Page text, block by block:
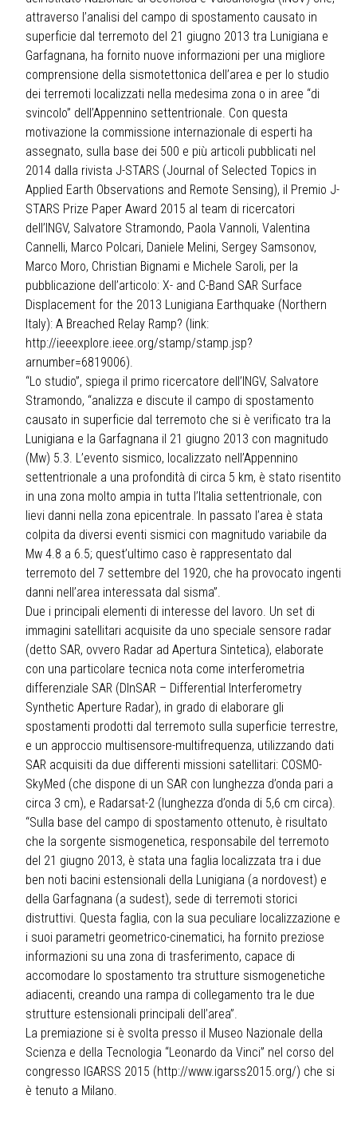
attraverso l’analisi del campo di spostamento causato in
superficie dal terremoto del 21 giugno 2013 tra Lunigiana e
Garfagnana, ha fornito nuove informazioni per una migliore
comprensione della sismotettonica dell’area e per lo studio
dei terremoti localizzati nella medesima zona o in aree “di
svincolo” dell’Appennino settentrionale. Con questa
motivazione la commissione internazionale di esperti ha
assegnato, sulla base dei 500 e più articoli pubblicati nel
2014 dalla rivista J-STARS (Journal of Selected Topics in
Applied Earth Observations and Remote Sensing), il Premio J-
STARS Prize Paper Award 2015 al team di ricercatori
dell’INGV, Salvatore Stramondo, Paola Vannoli, Valentina
Cannelli, Marco Polcari, Daniele Melini, Sergey Samsonov,
Marco Moro, Christian Bignami e Michele Saroli, per la
pubblicazione dell’articolo: X- and C-Band SAR Surface
Displacement for the 2013 Lunigiana Earthquake (Northern
Italy): A Breached Relay Ramp? (link:
http://ieeexplore.ieee.org/stamp/stamp.jsp?
arnumber=6819006).
“Lo studio”, spiega il primo ricercatore dell’INGV, Salvatore
Stramondo, “analizza e discute il campo di spostamento
causato in superficie dal terremoto che si è verificato tra la
Lunigiana e la Garfagnana il 21 giugno 2013 con magnitudo
(Mw) 5.3. L’evento sismico, localizzato nell’Appennino
settentrionale a una profondità di circa 5 km, è stato risentito
in una zona molto ampia in tutta l’Italia settentrionale, con
lievi danni nella zona epicentrale. In passato l’area è stata
colpita da diversi eventi sismici con magnitudo variabile da
Mw 4.8 a 6.5; quest’ultimo caso è rappresentato dal
terremoto del 7 settembre del 1920, che ha provocato ingenti
danni nell’area interessata dal sisma”.
Due i principali elementi di interesse del lavoro. Un set di
immagini satellitari acquisite da uno speciale sensore radar
(detto SAR, ovvero Radar ad Apertura Sintetica), elaborate
con una particolare tecnica nota come interferometria
differenziale SAR (DInSAR – Differential Interferometry
Synthetic Aperture Radar), in grado di elaborare gli
spostamenti prodotti dal terremoto sulla superficie terrestre,
e un approccio multisensore-multifrequenza, utilizzando dati
SAR acquisiti da due differenti missioni satellitari: COSMO-
SkyMed (che dispone di un SAR con lunghezza d’onda pari a
circa 3 cm), e Radarsat-2 (lunghezza d’onda di 5,6 cm circa).
“Sulla base del campo di spostamento ottenuto, è risultato
che la sorgente sismogenetica, responsabile del terremoto
del 21 giugno 2013, è stata una faglia localizzata tra i due
ben noti bacini estensionali della Lunigiana (a nordovest) e
della Garfagnana (a sudest), sede di terremoti storici
distruttivi. Questa faglia, con la sua peculiare localizzazione e
i suoi parametri geometrico-cinematici, ha fornito preziose
informazioni su una zona di trasferimento, capace di
accomodare lo spostamento tra strutture sismogenetiche
adiacenti, creando una rampa di collegamento tra le due
strutture estensionali principali dell’area”.
La premiazione si è svolta presso il Museo Nazionale della
Scienza e della Tecnologia “Leonardo da Vinci” nel corso del
congresso IGARSS 2015 (http://www.igarss2015.org/) che si
è tenuto a Milano.